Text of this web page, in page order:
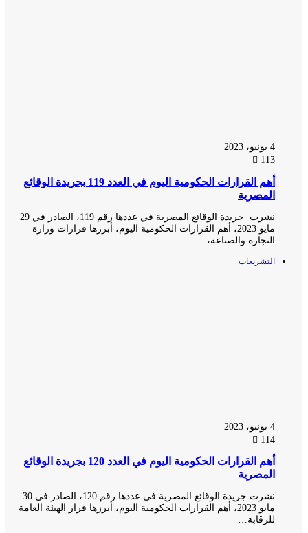
أهم القرارات الحكومية اليوم في العدد 119 بجريدة الوقائع
المصرية
نشرت جريدة الوقائع المصرية في عددها رقم 119، الصادر في 29
مايو 2023، أهم القرارات الحكومية اليوم، أبرزها قرارات وزارة
التجارة والصناعة،…
التشريعات
أهم القرارات الحكومية اليوم في العدد 120 بجريدة الوقائع
المصرية
نشرت جريدة الوقائع المصرية في عددها رقم 120، الصادر في 30
مايو 2023، أهم القرارات الحكومية اليوم، أبرزها قرار الهيئة العامة
للرقابة…